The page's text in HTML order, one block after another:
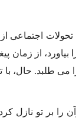
تحولات
از زمان
را مى طلبد. حال،
را بر تو نازل